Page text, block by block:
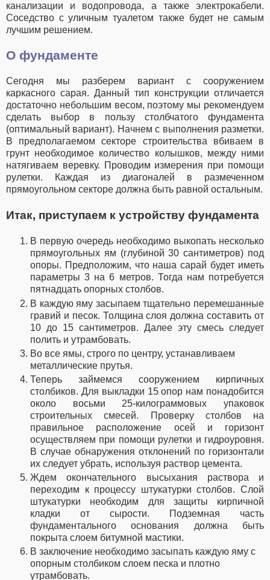
канализации и водопровода, а также электрокабели.
Соседство с уличным туалетом также будет не самым
лучшим решением.
О фундаменте
Сегодня мы разберем вариант с сооружением
каркасного сарая. Данный тип конструкции отличается
достаточно небольшим весом, поэтому мы рекомендуем
сделать выбор в пользу столбчатого фундамента
(оптимальный вариант). Начнем с выполнения разметки.
В предполагаемом секторе строительства вбиваем в
грунт необходимое количество колышков, между ними
натягиваем веревку. Проводим измерения при помощи
рулетки. Каждая из диагоналей в размеченном
прямоугольном секторе должна быть равной остальным.
Итак, приступаем к устройству фундамента
В первую очередь необходимо выкопать несколько
прямоугольных ям (глубиной 30 сантиметров) под
опоры. Предположим, что наша сарай будет иметь
параметры 3 на 6 метров. Тогда нам потребуется
пятнадцать опорных столбов.
В каждую яму засыпаем тщательно перемешанные
гравий и песок. Толщина слоя должна составить от
10 до 15 сантиметров. Далее эту смесь следует
полить и утрамбовать.
Во все ямы, строго по центру, устанавливаем
металлические прутья.
Теперь займемся сооружением кирпичных
столбиков. Для выкладки 15 опор нам понадобится
около восьми 25-килограммовых упаковок
строительных смесей. Проверку столбов на
правильное расположение осей и горизонт
осуществляем при помощи рулетки и гидроуровня.
В случае обнаружения отклонений по горизонтали
их следует убрать, используя раствор цемента.
Ждем окончательного высыхания раствора и
переходим к процессу штукатурки столбов. Слой
штукатурки необходим для защиты кирпичной
кладки от сырости. Подземная часть
фундаментального основания должна быть
покрыта слоем битумной мастики.
В заключение необходимо засыпать каждую яму с
опорным столбиком слоем песка и плотно
утрамбовать.